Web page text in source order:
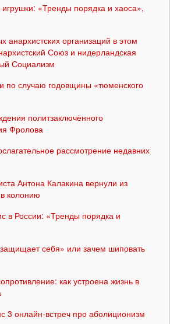
«Тренды порядка и хаоса»,
анархистских организаций в этом
Союз и нидерландская
Социализм
по случаю годовщины «тюменского
политзаключённого
Фролова
рассмотрение недавних
Антона Калакина вернули из
колонию
в России: «Тренды порядка и
себя» или зачем шиповать
как устроена жизнь в
3 онлайн-встреч про аболиционизм